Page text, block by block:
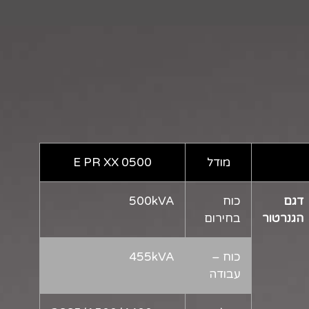
מודל E PR XX 0500
דגם
הגנרטור
כוח
בחירום
500kVA
כוח –
עבודה
455kVA